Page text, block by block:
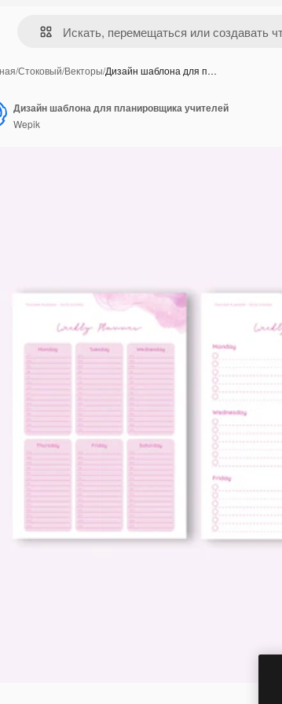
/Стоковый/Векторы/Дизайн шаблона для п…
Дизайн шаблона для планировщика учителей
Wepik